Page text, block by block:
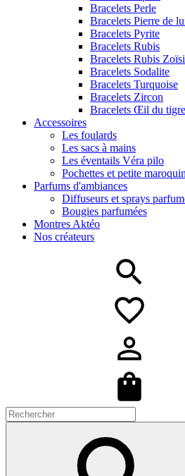
Bracelets Perle
Bracelets Pierre de
Bracelets Pyrite
Bracelets Rubis
Bracelets Rubis
Bracelets Sodalite
Bracelets Turquoise
Bracelets Zircon
Bracelets Œil du tigre
Accessoires
Les foulards
Les sacs à mains
Les éventails Véra pilo
Pochettes et petite
Parfums d'ambiances
Diffuseurs et sprays
Bougies parfumées
Montres Aktéo
Nos créateurs